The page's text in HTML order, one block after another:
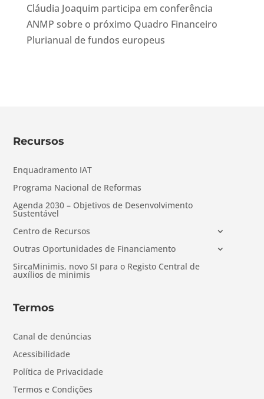
Cláudia Joaquim participa em conferência
ANMP sobre o próximo Quadro Financeiro
Plurianual de fundos europeus
Recursos
Enquadramento IAT
Programa Nacional de Reformas
Agenda 2030 – Objetivos de Desenvolvimento
Sustentável
Centro de Recursos
Outras Oportunidades de Financiamento
SircaMinimis, novo SI para o Registo Central de
auxílios de minimis
Termos
Canal de denúncias
Acessibilidade
Política de Privacidade
Termos e Condições